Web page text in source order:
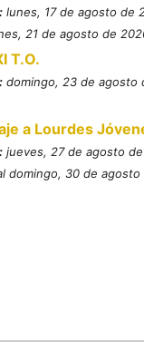
lunes, 17 de agosto de
21 de agosto de
T.O.
domingo, 23 de agosto
a Lourdes
jueves, 27 de agosto de
domingo, 30 de agosto